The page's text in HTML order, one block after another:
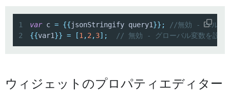
1 var c = {{jsonStringify query1}} ;
//無効 - ヘルパー
2
{{var1}} = [1 ,2 ,3] ; // 無効 - グローバル変数を設定
ウィジェットのプロパティエディター